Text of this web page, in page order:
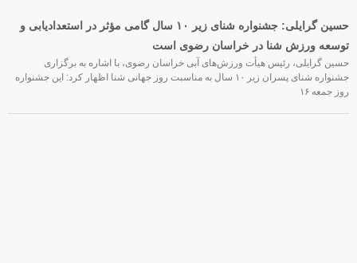
حسین گرایلی: جشنواره شنای زیر ۱۰ سال گامی مؤثر در استعدادیابی و
توسعه ورزش شنا در خراسان رضوی است
حسین گرایلی، رئیس هیأت ورزش‌های آبی خراسان رضوی، با اشاره به برگزاری
جشنواره شنای پسران زیر ۱۰ سال به مناسبت روز جهانی شنا اظهار کرد: این جشنواره
روز جمعه‌ ۱۶